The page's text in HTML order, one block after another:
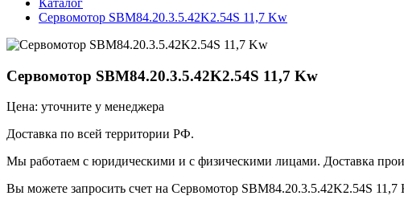
Каталог
Сервомотор SBM84.20.3.5.42K2.54S 11,7 Kw
Сервомотор SBM84.20.3.5.42K2.54S 11,7 Kw
Цена: уточните у менеджера
Доставка по всей территории РФ.
Мы работаем с юридическими и с физическими лицами. Доставка
Вы можете запросить счет на Сервомотор SBM84.20.3.5.42K2.54S